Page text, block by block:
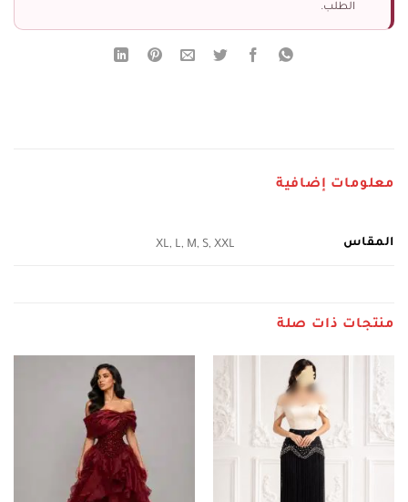
الطلب.
معلومات إضافية
المقاس XL, L, M, S, XXL
منتجات ذات صلة